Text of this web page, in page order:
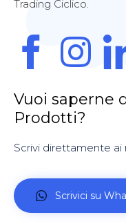
Trading Ciclico.
Vuoi saperne
Prodotti?
Scrivi direttamente ai
Scrivici su